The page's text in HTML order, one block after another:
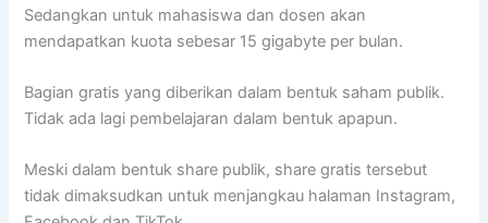
Sedangkan untuk mahasiswa dan dosen akan
mendapatkan kuota sebesar 15 gigabyte per bulan.
Bagian gratis yang diberikan dalam bentuk saham publik.
Tidak ada lagi pembelajaran dalam bentuk apapun.
Meski dalam bentuk share publik, share gratis tersebut
tidak dimaksudkan untuk menjangkau halaman Instagram,